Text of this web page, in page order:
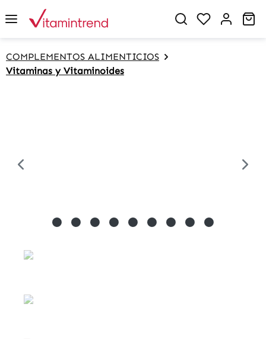
content
COMPLEMENTOS ALIMENTICIOS
Vitaminas y Vitaminoides